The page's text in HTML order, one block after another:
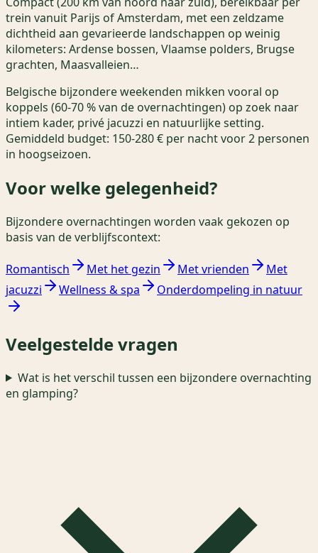
trein vanuit Parijs of Amsterdam, met een zeldzame
dichtheid aan gevarieerde landschappen op weinig
kilometers: Ardense bossen, Vlaamse polders, Brugse
grachten, Maasvalleien…
Belgische bijzondere weekenden mikken vooral op
koppels (60-70 % van de overnachtingen) op zoek naar
intiem kader, privé jacuzzi en natuurlijke setting.
Gemiddeld budget: 150-280 € per nacht voor 2 personen
in hoogseizoen.
Voor welke gelegenheid?
Bijzondere overnachtingen worden vaak gekozen op
basis van de verblijfscontext:
Romantisch Met het gezin Met vrienden
Met
jacuzzi
Wellness & spa Onderdompeling in natuur
Veelgestelde vragen
Wat is het verschil tussen een bijzondere overnachting
en glamping?